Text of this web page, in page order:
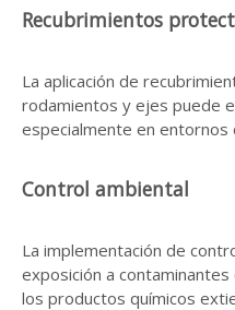
Recubrimientos
La aplicación de
rodamientos y ejes puede
especialmente en entornos
Control ambiental
La implementación de
exposición a
los productos químicos